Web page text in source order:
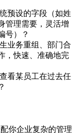
预设的字段（如姓
管理需要，灵活增
号）？
业务重组、部门合
，快速、准确地完
看某员工在过去任
你企业复杂的管理